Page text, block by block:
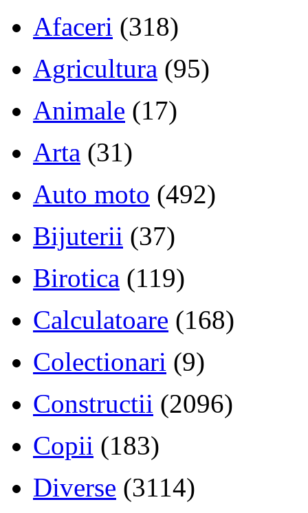
Afaceri (318)
Agricultura (95)
Animale (17)
Arta (31)
Auto moto (492)
Bijuterii (37)
Birotica (119)
Calculatoare (168)
Colectionari (9)
Constructii (2096)
Copii (183)
Diverse (3114)